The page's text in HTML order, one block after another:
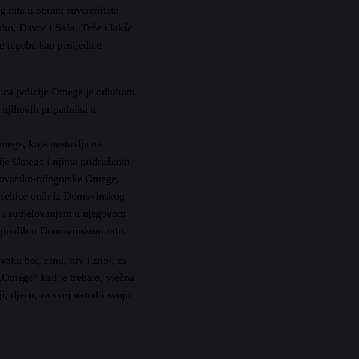
rata u obrani suvereniteta
Davor i Saša. Teže i lakše
tegobe kao posljedice
policije Omege je odlukom
njihovih pripadnika u
koja nastavlja na
Omege i njima pridruženih
bilogorske Omege,
onih iz Domovinskog
sudjelovanjem u njegovom
u Domovinskom ratu.
bol, ranu, krv i znoj, za
kad je trebalo, vječna
djecu, za svoj narod i svoju